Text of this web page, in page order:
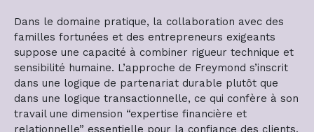
Dans le domaine pratique, la collaboration avec des
familles fortunées et des entrepreneurs exigeants
suppose une capacité à combiner rigueur technique et
sensibilité humaine. L’approche de Freymond s’inscrit
dans une logique de partenariat durable plutôt que
dans une logique transactionnelle, ce qui confère à son
travail une dimension “expertise financière et